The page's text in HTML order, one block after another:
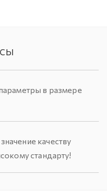
в размере
качеству
стандарту!